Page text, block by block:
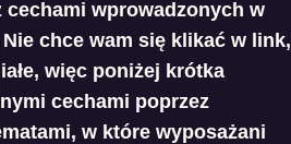
wprowadzonych w
chce wam się klikać w link,
więc poniżej krótka
cechami poprzez
w które wyposażani